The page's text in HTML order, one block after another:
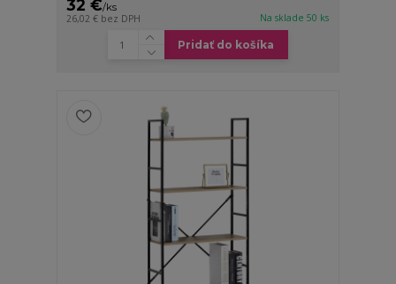
32 €/ks
26,02 € bez DPH Na sklade 50 ks
Pridať do košíka